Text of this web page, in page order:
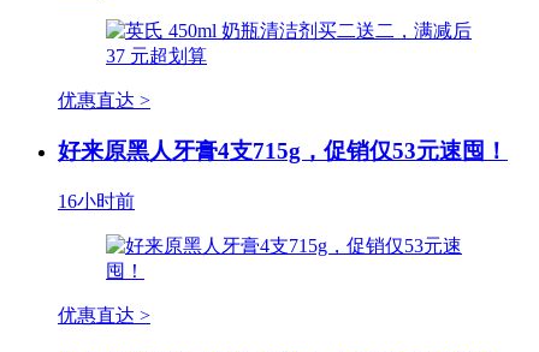
优惠直达 >
好来原黑人牙膏4支715g，促销仅53元速囤！
16小时前
优惠直达 >